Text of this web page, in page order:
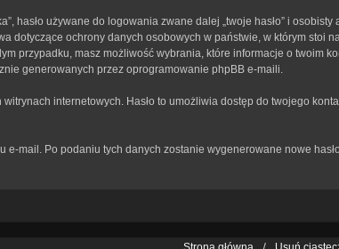
używane do logowania zwane dalej „twoje hasło” i osobisty
dotyczące ochrony danych osobowych w państwie, w którym stoi
przypadku, masz możliwość wybrania, które informacje o twoim
generowanych przez oprogramowanie phpBB e-maili.
internetowych. Hasło to umożliwia dostęp do twojego konta
mail. Po podaniu tych danych zostanie wygenerowane nowe